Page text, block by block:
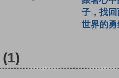
子，找回
世界的勇
(1)